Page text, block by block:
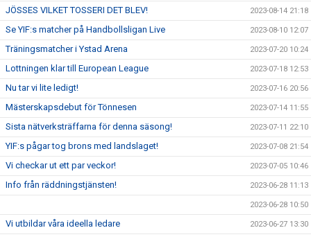
JÖSSES VILKET TOSSERI DET BLEV! 2023-08-14 21:18
Se YIF:s matcher på Handbollsligan Live 2023-08-10 12:07
Träningsmatcher i Ystad Arena 2023-07-20 10:24
Lottningen klar till European League 2023-07-18 12:53
Nu tar vi lite ledigt! 2023-07-16 20:56
Mästerskapsdebut för Tönnesen 2023-07-14 11:55
Sista nätverksträffarna för denna säsong! 2023-07-11 22:10
YIF:s pågar tog brons med landslaget! 2023-07-08 21:54
Vi checkar ut ett par veckor! 2023-07-05 10:46
Info från räddningstjänsten! 2023-06-28 11:13
2023-06-28 10:50
Vi utbildar våra ideella ledare 2023-06-27 13:30